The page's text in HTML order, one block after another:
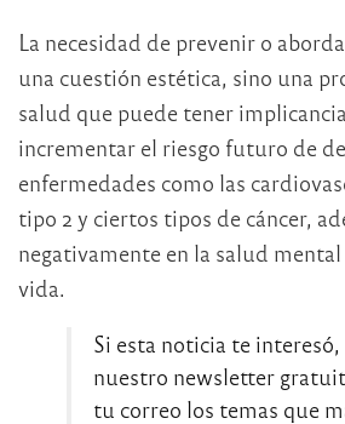
La necesidad de prevenir o
una cuestión estética, sino una
salud que puede tener
incrementar el riesgo futuro de
enfermedades como las
tipo 2 y ciertos tipos de cáncer,
negativamente en la salud
vida.
Si esta noticia te
nuestro newsletter
tu correo los temas que